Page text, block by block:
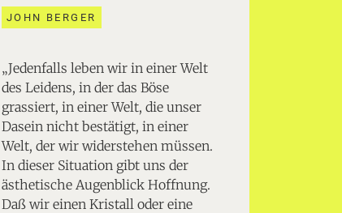
JOHN BERGER
„Jedenfalls leben wir in einer Welt
des Leidens, in der das Böse
grassiert, in einer Welt, die unser
Dasein nicht bestätigt, in einer
Welt, der wir widerstehen müssen.
In dieser Situation gibt uns der
ästhetische Augenblick Hoffnung.
Daß wir einen Kristall oder eine